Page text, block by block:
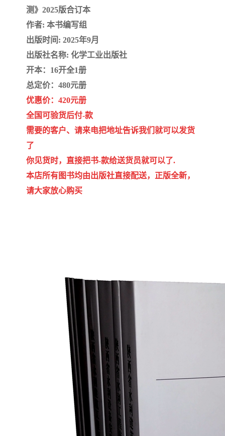
测》2025版合订本
作者: 本书编写组
出版时间: 2025年9月
出版社名称: 化学工业出版社
开本：16开全1册
总定价：480元册
优惠价：420元册
全国可验货后付-款
需要的客户、请来电把地址告诉我们就可以发货
了
你见货时，直接把书-款给送货员就可以了.
本店所有图书均由出版社直接配送，正版全新，
请大家放心购买
辽宁省工程计价定额
江西省建筑工程预算定额
锅炉及压力容器规范国际
性规范ASME
广东省建设工程预算定额
湖北省建设工程预算定额
内蒙古建设工程预算定额 公路工程预算定额
陕西建设工程消耗量定额 新疆建设工程预算定额
贵州水利水电定额 铁路概预算定额
黑龙江建设工程计价定额
依据
海南省建设工程预算定额
电力工程预算概算定额 重庆市建设工程计价定额
江苏省建设工程计价定额 深圳市建设工程消耗量定
额
四川省清单定额 河南省建设工程预算定额
云南省建设工程预算定额 2020民法典
陕西省水利工程概预算定 宁夏建设工程计价定额